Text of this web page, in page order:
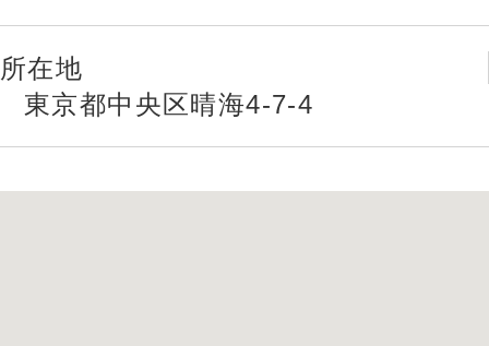
所在地
東京都中央区晴海4-7-4